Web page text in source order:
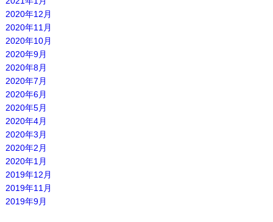
2020年12月
2020年11月
2020年10月
2020年9月
2020年8月
2020年7月
2020年6月
2020年5月
2020年4月
2020年3月
2020年2月
2020年1月
2019年12月
2019年11月
2019年9月